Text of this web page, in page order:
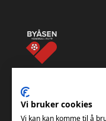
Billetter
Vi bruker cookies
Vi kan kan komme til å